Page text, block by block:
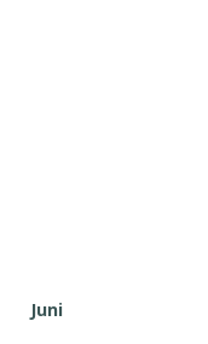
Juni